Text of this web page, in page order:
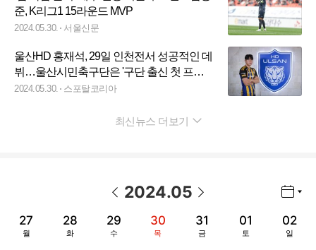
준, K리그1 15라운드 MVP
2024.05.30. 서울신문
울산HD 홍재석, 29일 인천전서 성공적인 데
뷔…울산시민축구단은 '구단 출신 첫 프로'
배출
2024.05.30. 스포탈코리아
최신뉴스 더보기
2024.05
27
월
28
화
29
수
30
목
31
금
01
토
02
일